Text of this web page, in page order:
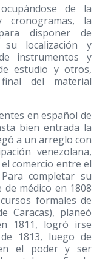
de la
cronogramas, la
disponer de
su localización y
instrumentos y
estudio y otros,
del material
en español de
bien entrada la
a un arreglo con
venezolana,
comercio entre el
completar su
médico en 1808
formales de
Caracas), planeó
1811, logró irse
1813, luego de
el poder y ser